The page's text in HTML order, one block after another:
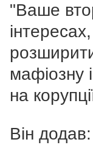
"Ваше
мафіозну
на
Він